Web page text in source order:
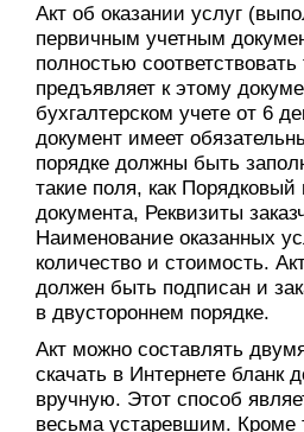
Акт об оказании услуг
первичным учетным
полностью
предъявляет к этому
бухгалтерском учете от 6
документ имеет
порядке должны быть
такие поля, как
документа, Реквизиты
Наименование оказанных
количество и стоимость.
должен быть подписан и
в двустороннем порядке.
Акт можно составлять
скачать в Интернете бланк
вручную. Этот способ
весьма устаревшим. Кроме